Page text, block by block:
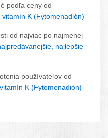
podľa ceny od
vitamín K (Fytomenadión)
od najviac po najmenej
najlepšie
používateľov od
vitamín K (Fytomenadión)